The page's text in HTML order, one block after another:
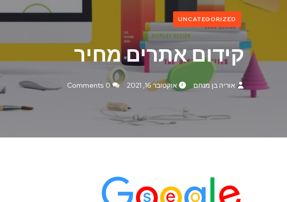
UNCATEGORIZED
קידום אתרים מחיר
אוריה בן מנחם אוקטובר 16, 2021 0 Comments